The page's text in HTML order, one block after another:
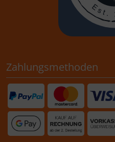
Zahlungsmethoden